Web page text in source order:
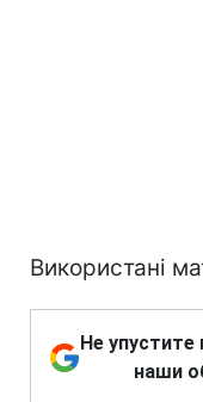
Використані
Не
наши